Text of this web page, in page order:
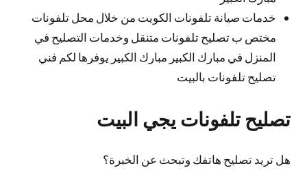
خدمات صيانة تلفونات الكويت من خلال محل تلفونات
مختص ب تصليح تلفونات متنقل وخدمات التصليح في
المنزل في مبارك الكبير مبارك الكبير يوفرها لكم فني
تصليح تلفونات بالبيت
تصليح تلفونات يجي البيت
هل تريد تصليح هاتفك وتبحث عن الخبرة؟